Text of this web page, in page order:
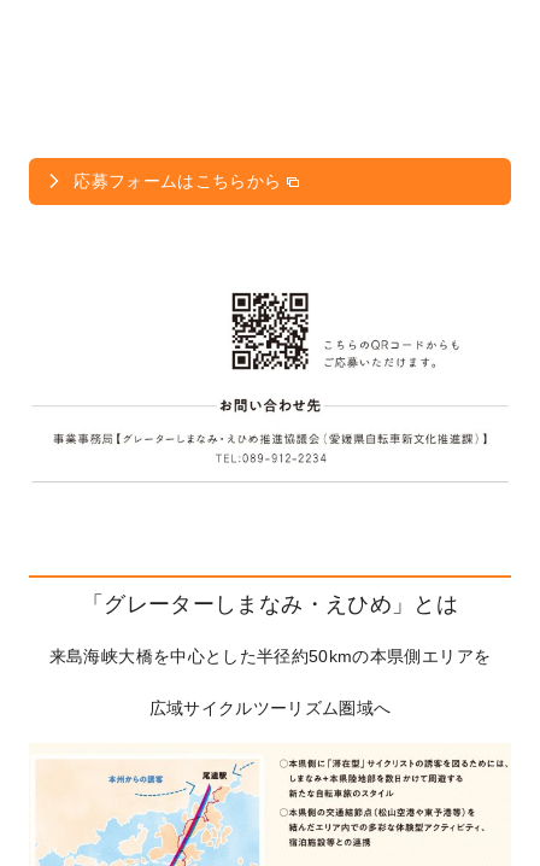
応募フォームはこちらから
「グレーターしまなみ・えひめ」とは
来島海峡大橋を中心とした半径約50kmの本県側エリアを
広域サイクルツーリズム圏域へ